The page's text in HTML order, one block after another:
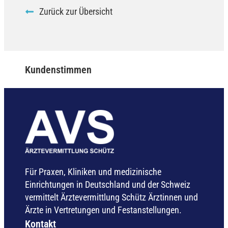
Zurück zur Übersicht
Kundenstimmen
Für Praxen, Kliniken und medizinische
Einrichtungen in Deutschland und der Schweiz
vermittelt Ärztevermittlung Schütz Ärztinnen und
Ärzte in Vertretungen und Festanstellungen.
Kontakt